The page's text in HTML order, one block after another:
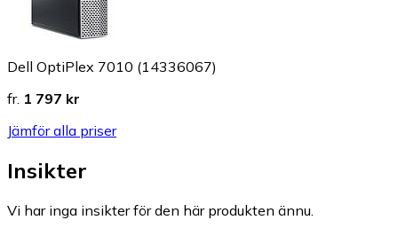
Dell OptiPlex 7010 (14336067)
fr. 1 797 kr
Jämför alla priser
Insikter
Vi har inga insikter för den här produkten ännu.